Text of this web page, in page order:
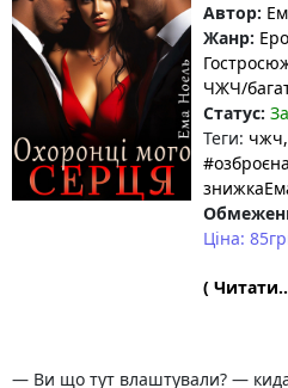
Автор:
Жанр:
ЧЖЧ/
Статус:
Теги: чжч
Ціна:
(
— Ви що тут влаштували? —